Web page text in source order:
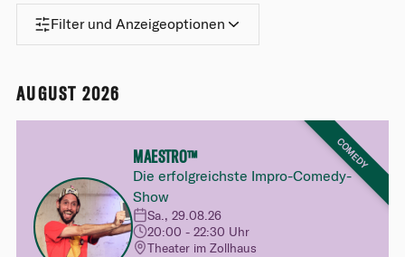
Filter und Anzeigeoptionen
AUGUST 2026
COMEDY
MAESTRO™
Die erfolgreichste Impro-Comedy-
Show
Sa., 29.08.26
20:00 - 22:30 Uhr
Theater im Zollhaus